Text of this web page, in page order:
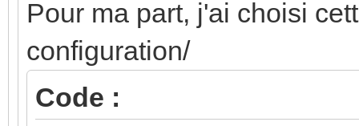
Pour ma part, j'ai choisi
configuration/
Code :